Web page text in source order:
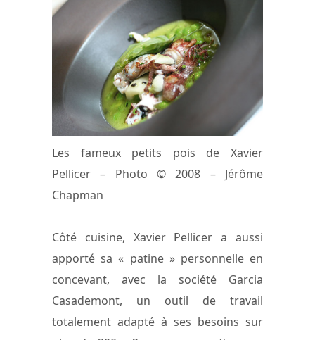
Les fameux petits pois de Xavier
Pellicer – Photo © 2008 – Jérôme
Chapman
Côté cuisine, Xavier Pellicer a aussi
apporté sa « patine » personnelle en
concevant, avec la société Garcia
Casademont, un outil de travail
totalement adapté à ses besoins sur